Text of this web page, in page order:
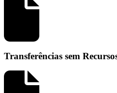
Transferências sem